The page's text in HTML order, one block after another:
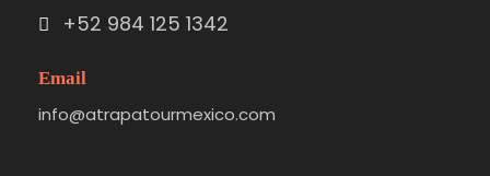
+52 984 125 1342
Email
info@atrapatourmexico.com